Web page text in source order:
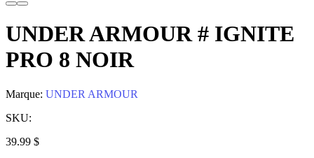
UNDER ARMOUR # IGNITE
PRO 8 NOIR
Marque: UNDER ARMOUR
SKU:
39.99 $